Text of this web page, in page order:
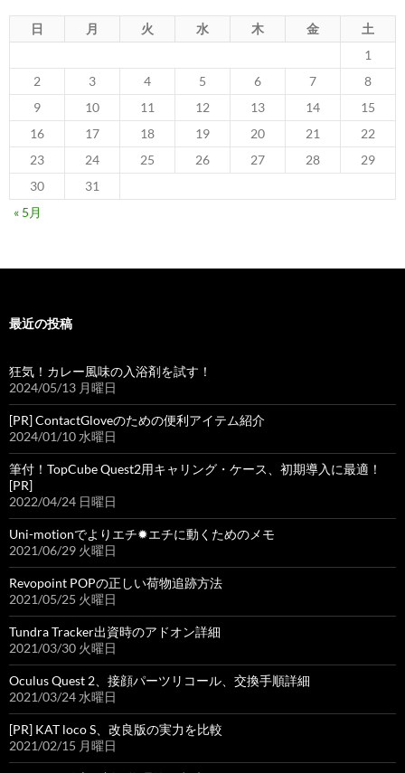
日 月 火 水 木 金
土
1
2
3 4 5 6 7
8
9
10 11 12 13 14
15
16
17 18 19 20 21
22
23
24 25 26 27 28
29
30
31
« 5月
最近の投稿
狂気！カレー風味の入浴剤を試す！
2024/05/13 月曜日
[PR] ContactGloveのための便利アイテム紹介
2024/01/10 水曜日
筆付！TopCube Quest2用キャリング・ケース、初期導入に最適！
[PR]
2022/04/24 日曜日
Uni-motionでよりエチ✹エチに動くためのメモ
2021/06/29 火曜日
Revopoint POPの正しい荷物追跡方法
2021/05/25 火曜日
Tundra Tracker出資時のアドオン詳細
2021/03/30 火曜日
Oculus Quest 2、接顔パーツリコール、交換手順詳細
2021/03/24 水曜日
[PR] KAT loco S、改良版の実力を比較
2021/02/15 月曜日